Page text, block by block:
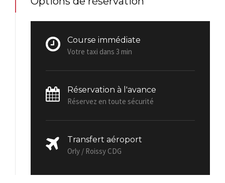
Course immédiate
Votre taxi dans 3 min
Réservation à l'avance
Réservez en toute sécurité
Transfert aéroport
Orly / Roissy CDG